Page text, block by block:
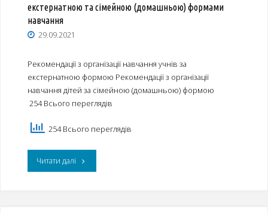
дитини
з
екстернатною та сімейною (домашньою) формами
навчання
29.09.2021
Рекомендації з організації навчання учнів за
екстернатною формою Рекомендації з організації
навчання дітей за сімейною (домашньою) формою
254 Всього переглядів
254 Всього переглядів
Читати далі"Рекомендації